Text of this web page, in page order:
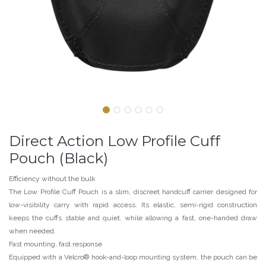
Direct Action Low Profile Cuff
Pouch (Black)
Efficiency without the bulk
The Low Profile Cuff Pouch is a slim, discreet handcuff carrier designed for
low-visibility carry with rapid access. Its elastic, semi-rigid construction
keeps the cuffs stable and quiet, while allowing a fast, one-handed draw
when needed.
Fast mounting, fast response
Equipped with a Velcro® hook-and-loop mounting system, the pouch can be